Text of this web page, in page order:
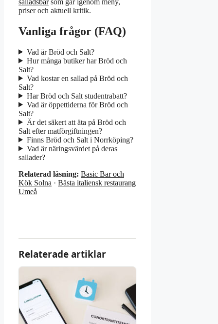
priser och aktuell kritik.
Vanliga frågor (FAQ)
Vad är Bröd och Salt?
Hur många butiker har Bröd och
Salt?
Vad kostar en sallad på Bröd och
Salt?
Har Bröd och Salt studentrabatt?
Vad är öppettiderna för Bröd och
Salt?
Är det säkert att äta på Bröd och
Salt efter matförgiftningen?
Finns Bröd och Salt i Norrköping?
Vad är näringsvärdet på deras
sallader?
Relaterad läsning: Basic Bar och
Kök Solna · Bästa italiensk restaurang
Umeå
Relaterade artiklar